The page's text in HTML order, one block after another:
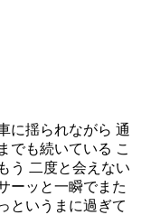
に揺られながら 通
でも続いている こ
う 二度と会えない
ーッと一瞬でまた
というまに過ぎて